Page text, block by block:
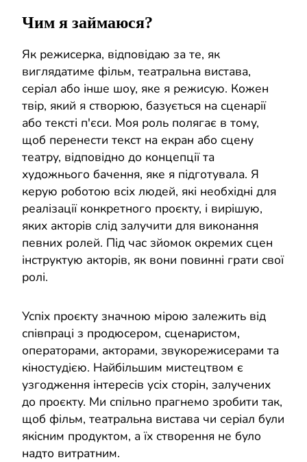
Чим я займаюся?
Як режисерка, відповідаю за те, як
виглядатиме фільм, театральна вистава,
серіал або інше шоу, яке я режисую. Кожен
твір, який я створюю, базується на сценарії
або тексті п'єси. Моя роль полягає в тому,
щоб перенести текст на екран або сцену
театру, відповідно до концепції та
художнього бачення, яке я підготувала. Я
керую роботою всіх людей, які необхідні для
реалізації конкретного проєкту, і вирішую,
яких акторів слід залучити для виконання
певних ролей. Під час зйомок окремих сцен
інструктую акторів, як вони повинні грати свої
ролі.
Успіх проєкту значною мірою залежить від
співпраці з продюсером, сценаристом,
операторами, акторами, звукорежисерами та
кіностудією. Найбільшим мистецтвом є
узгодження інтересів усіх сторін, залучених
до проєкту. Ми спільно прагнемо зробити так,
щоб фільм, театральна вистава чи серіал були
якісним продуктом, а їх створення не було
надто витратним.